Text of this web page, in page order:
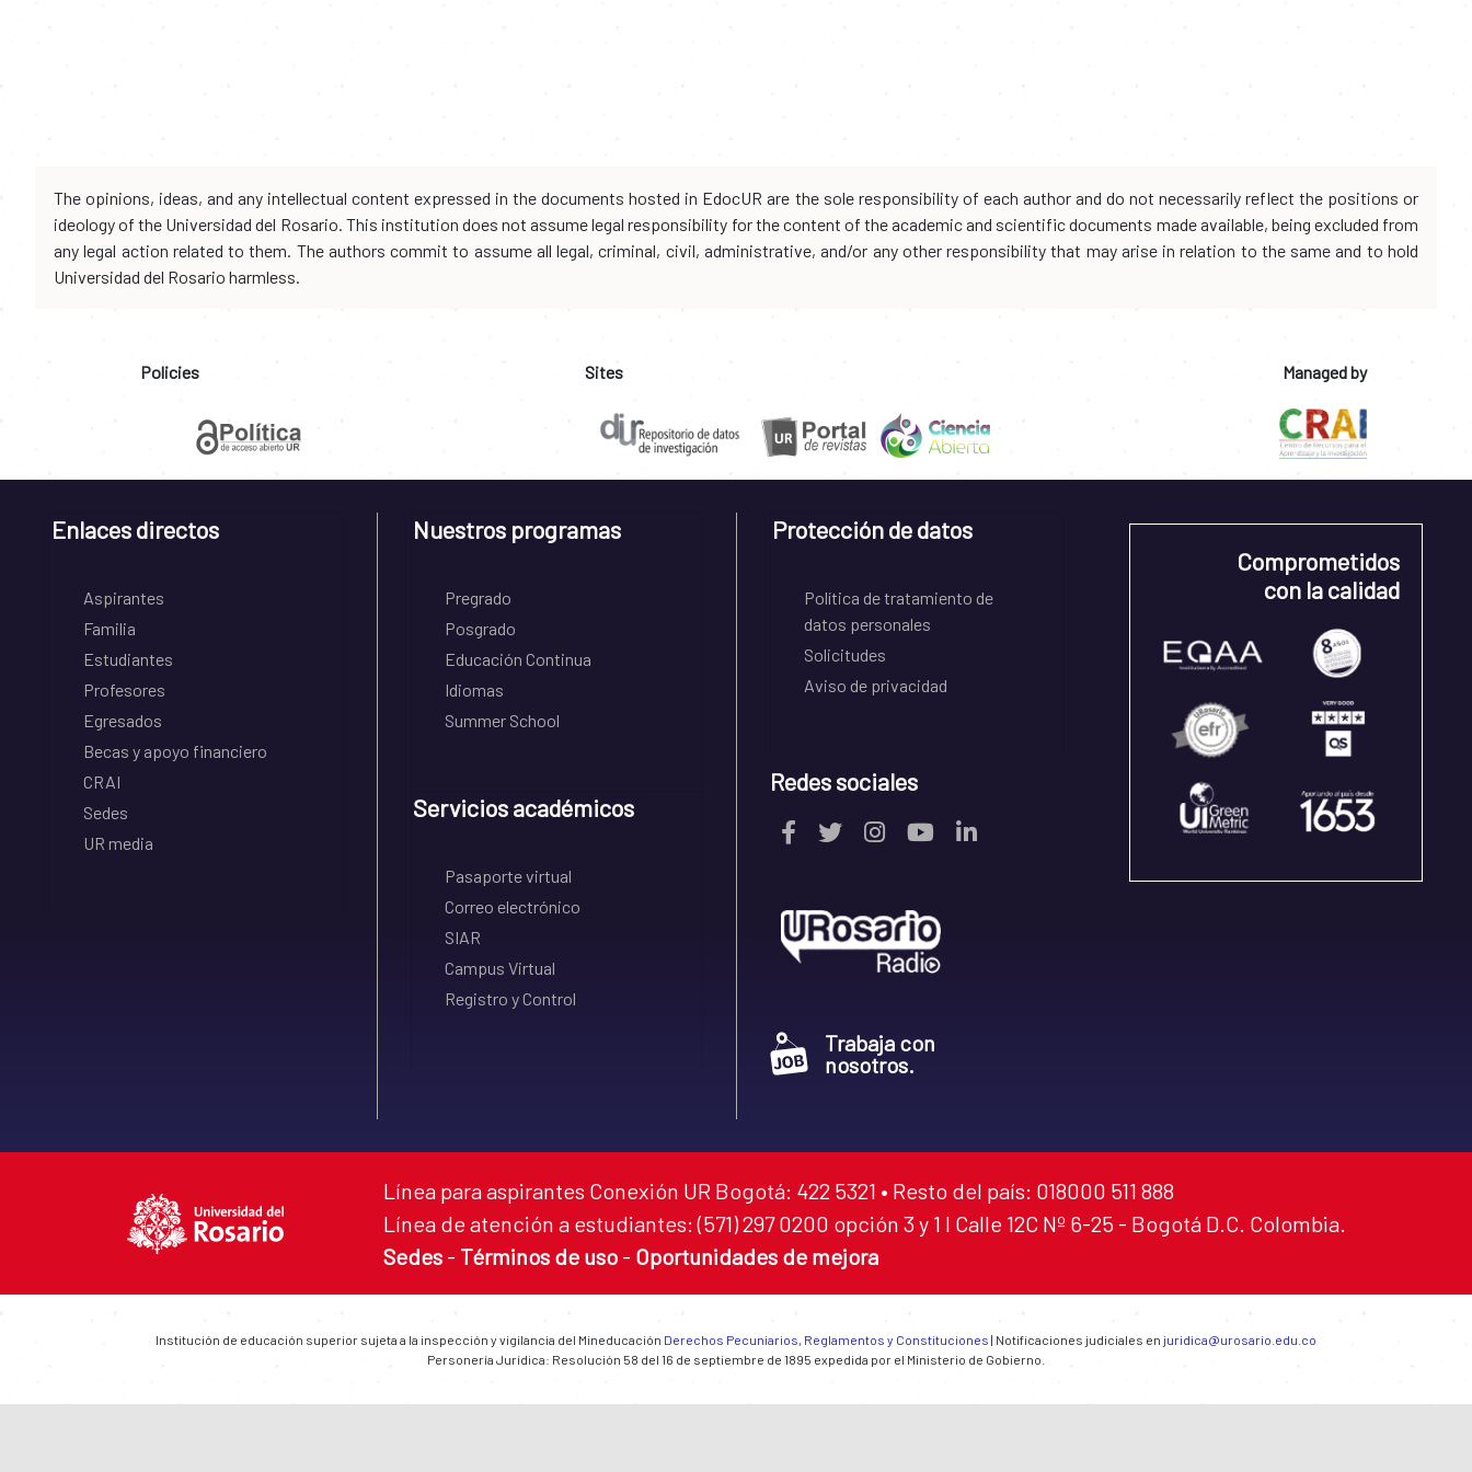
The opinions, ideas, and any intellectual content expressed in the documents hosted in EdocUR are the sole responsibility of each author and do not necessarily reflect the positions or
ideology of the Universidad del Rosario. This institution does not assume legal responsibility for the content of the academic and scientific documents made available, being excluded from
any legal action related to them. The authors commit to assume all legal, criminal, civil, administrative, and/or any other responsibility that may arise in relation to the same and to hold
Universidad del Rosario harmless.
Policies Sites Managed by
Enlaces directos
Aspirantes
Familia
Estudiantes
Profesores
Egresados
Becas y apoyo financiero
CRAI
Sedes
UR media
Nuestros programas
Pregrado
Posgrado
Educación Continua
Idiomas
Summer School
Servicios académicos
Pasaporte virtual
Correo electrónico
SIAR
Campus Virtual
Registro y Control
Protección de datos
Política de tratamiento de
datos personales
Solicitudes
Aviso de privacidad
Redes sociales
Trabaja con
nosotros.
Comprometidos
con la calidad
Línea para aspirantes Conexión UR Bogotá: 422 5321 • Resto del país: 018000 511 888
Línea de atención a estudiantes: (571) 297 0200 opción 3 y 1 I Calle 12C Nº 6-25 - Bogotá D.C. Colombia.
Sedes - Términos de uso - Oportunidades de mejora
Institución de educación superior sujeta a la inspección y vigilancia del Mineducación Derechos Pecuniarios, Reglamentos y Constituciones | Notificaciones judiciales en juridica@urosario.edu.co
Personería Jurídica: Resolución 58 del 16 de septiembre de 1895 expedida por el Ministerio de Gobierno.